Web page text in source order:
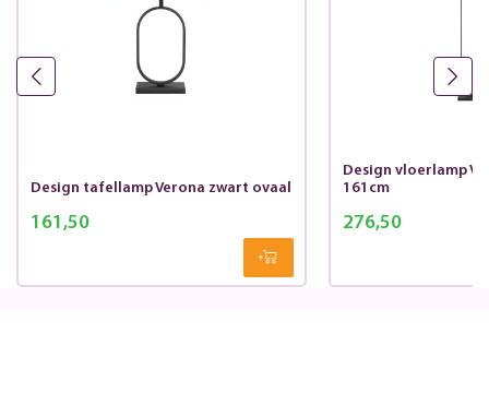
Design tafellamp Verona zwart ovaal
161,50
Design vloerlamp
161cm
276,50